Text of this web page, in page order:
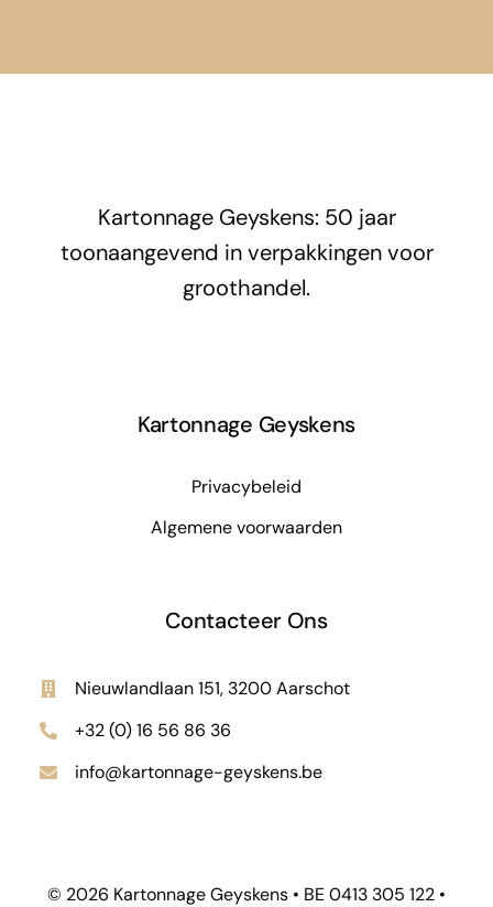
Kartonnage Geyskens: 50 jaar
toonaangevend in verpakkingen voor
groothandel.
Kartonnage Geyskens
Privacybeleid
Algemene voorwaarden
Contacteer Ons
Nieuwlandlaan 151, 3200 Aarschot
+32 (0) 16 56 86 36
info@kartonnage-geyskens.be
© 2026 Kartonnage Geyskens • BE 0413 305 122 •